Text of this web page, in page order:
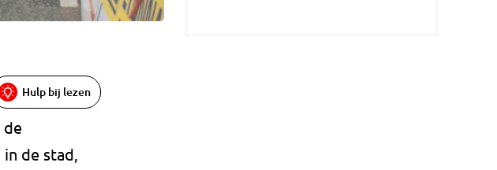
Hulp bij lezen
de
de stad,